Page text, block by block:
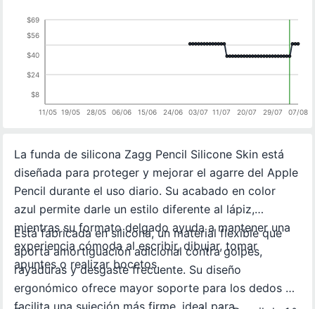
11/05 19/05 28/05 06/06 15/06 24/06 03/07 11/07 20/07 29/07 07/08
$8
$24
$40
$56
$69
La funda de silicona Zagg Pencil Silicone Skin está
diseñada para proteger y mejorar el agarre del Apple
Pencil durante el uso diario. Su acabado en color
azul permite darle un estilo diferente al lápiz,
mientras su formato delgado ayuda a mantener una
experiencia cómoda al escribir, dibujar, tomar
apuntes o realizar bocetos.
Está fabricada en silicona, un material flexible que
aporta amortiguación adicional contra golpes,
rayaduras y desgaste frecuente. Su diseño
ergonómico ofrece mayor soporte para los dedos y
facilita una sujeción más firme, ideal para